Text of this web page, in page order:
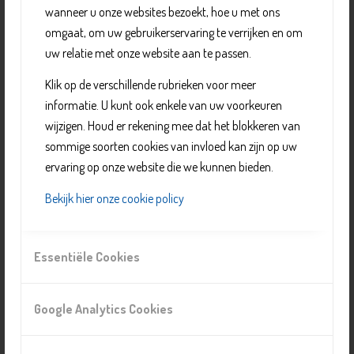
wanneer u onze websites bezoekt, hoe u met ons
omgaat, om uw gebruikerservaring te verrijken en om
uw relatie met onze website aan te passen.
Klik op de verschillende rubrieken voor meer
informatie. U kunt ook enkele van uw voorkeuren
wijzigen. Houd er rekening mee dat het blokkeren van
sommige soorten cookies van invloed kan zijn op uw
ervaring op onze website die we kunnen bieden.
Bekijk hier onze cookie policy
Essentiële Cookies
Google Analytics Cookies
Jessehof
computer, biljarten en eventueel een spelletje doen.
Kinderen zijn welkom met een ouder en kunnen spelen
in de kinderhoek.
Het is ook mogelijk een gesprek te hebben met één van
de Delftse pastores.
Op de eerste vrijdag van de maand is er voor een laag
bedrag een gezamenlijke maaltijd voor inwoners van
Delft. U kunt zich in de Jessehof zelf, telefonisch of via
de mail vanaf één week van tevoren aanmelden (zie